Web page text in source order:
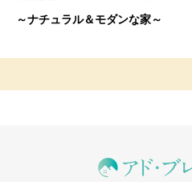
～ナチュラル＆モダンな家～